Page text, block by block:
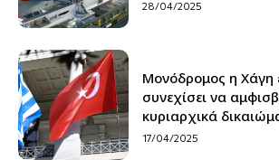
28/04/2025
Μονόδρομος η Χάγη
συνεχίσει να
κυριαρχικά
17/04/2025